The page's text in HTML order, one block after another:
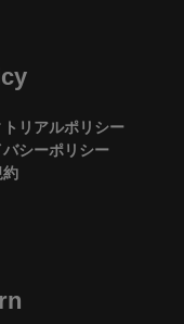
トリアルポリシー
バシーポリシー
約